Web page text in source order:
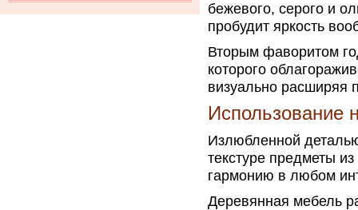
бежевого, серого и
пробудит яркость
Вторым фаворитом
которого
визуально расширяя
Использование
Излюбленной
текстуре предметы
гармонию в любом
Деревянная мебель